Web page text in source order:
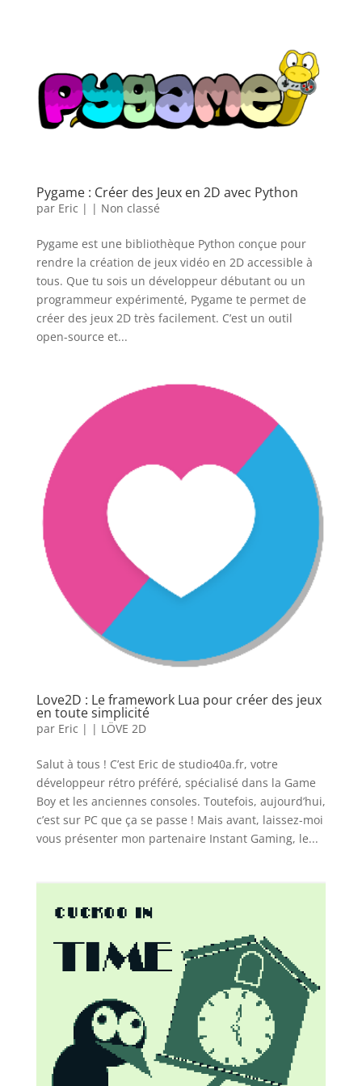
Pygame : Créer des Jeux en 2D avec Python
par Eric | | Non classé
Pygame est une bibliothèque Python conçue pour
rendre la création de jeux vidéo en 2D accessible à
tous. Que tu sois un développeur débutant ou un
programmeur expérimenté, Pygame te permet de
créer des jeux 2D très facilement. C’est un outil
open-source et...
Love2D : Le framework Lua pour créer des jeux
en toute simplicité
par Eric | | LÖVE 2D
Salut à tous ! C’est Eric de studio40a.fr, votre
développeur rétro préféré, spécialisé dans la Game
Boy et les anciennes consoles. Toutefois, aujourd’hui,
c’est sur PC que ça se passe ! Mais avant, laissez-moi
vous présenter mon partenaire Instant Gaming, le...